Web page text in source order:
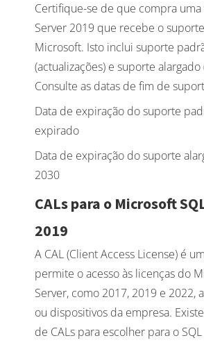
Certifique-se de que compra uma
Server 2019 que recebe o
Microsoft. Isto inclui suporte
(actualizações) e suporte alargado
Consulte as datas de fim de
Data de expiração do suporte
expirado
Data de expiração do suporte
2030
CALs para o Microsoft
2019
A CAL (Client Access License) é
permite o acesso às licenças do
Server, como 2017, 2019 e 2022,
ou dispositivos da empresa.
de CALs para escolher para o